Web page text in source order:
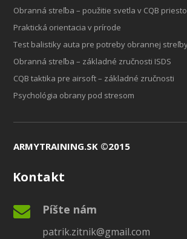
Obranná streľba – použitie svetla v CQB
Praktická orientacia v prírode
Test balistiky auta pre potreby obrannej
Obranná streľba – základné zručnosti ISDS
CQB taktika pre airsoft – základné zručnosti
Psychológia obrany pod stresom
ARMYTRAINING.SK ©2015
Kontakt
Píšte nám
patrik.zitnik@gmail.com